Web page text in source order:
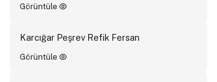
Görüntüle
Karcığar Peşrev Refik Fersan
Görüntüle